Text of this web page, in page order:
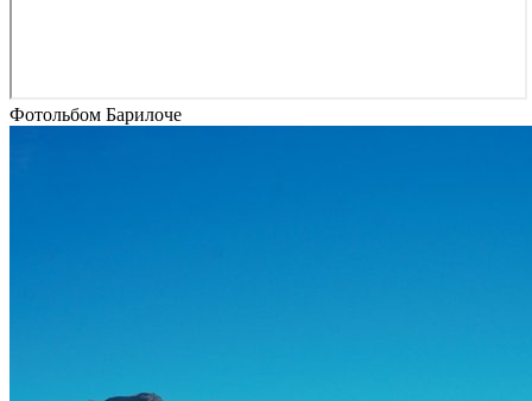
Фотольбом Барилоче